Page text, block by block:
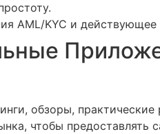
AML/KYC и
обзоры,
чтобы предоставлять